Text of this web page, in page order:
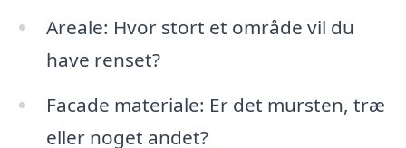
Areale: Hvor stort et område vil du
have renset?
Facade materiale: Er det mursten, træ
eller noget andet?